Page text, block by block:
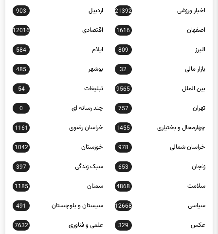
اخبار تکنولوژی 272 اخبار روز 16152
اخبار ورزشی 21392 اردبیل 903
اصفهان 1616 اقتصادی 12016
البرز 809
584
بازار مالی 32 بوشهر 485
بین الملل 9565 تبلیغات 54
تهران 757 چند رسانه ای 0
چهارمحال و بختیاری 1455 خراسان رضوی 1161
خراسان شمالی 978 خوزستان 1042
زنجان 653 سبک زندگی 397
سلامت 4868 سمنان 1185
سیاسی 12668 سیستان و بلوچستان 491